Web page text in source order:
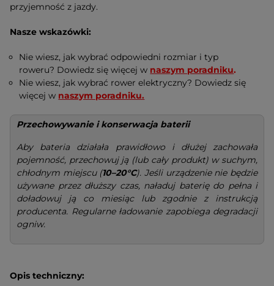
przyjemność z jazdy.
Nasze wskazówki:
Nie wiesz, jak wybrać odpowiedni rozmiar i typ
roweru? Dowiedz się więcej w naszym poradniku.
Nie wiesz, jak wybrać rower elektryczny? Dowiedz się
więcej w naszym poradniku.
Przechowywanie i konserwacja baterii
Aby bateria działała prawidłowo i dłużej zachowała
pojemność, przechowuj ją (lub cały produkt) w suchym,
chłodnym miejscu (10–20°C). Jeśli urządzenie nie będzie
używane przez dłuższy czas, naładuj baterię do pełna i
doładowuj ją co miesiąc lub zgodnie z instrukcją
producenta. Regularne ładowanie zapobiega degradacji
ogniw.
Opis techniczny: